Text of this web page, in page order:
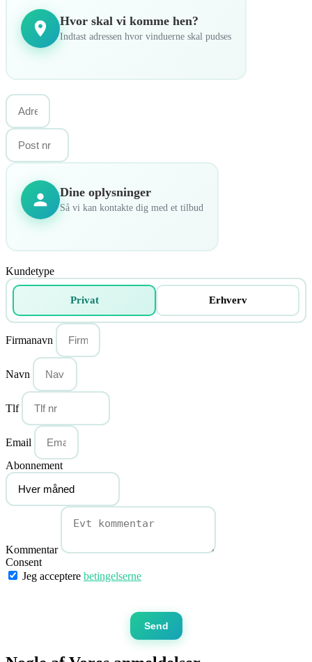
Hvor skal vi komme hen?
Indtast adressen hvor vinduerne skal pudses
Dine oplysninger
Så vi kan kontakte dig med et tilbud
Kundetype
Privat Erhverv
Firmanavn
Navn
Tlf
Email
Abonnement
Kommentar
Consent
Jeg acceptere betingelserne
Send